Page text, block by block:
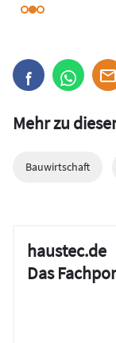
Mehr zu
Bauwirtschaft
haustec.de
Das